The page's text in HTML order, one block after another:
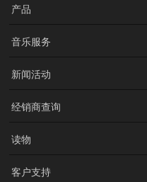
产品
音乐服务
新闻活动
经销商查询
读物
客户支持